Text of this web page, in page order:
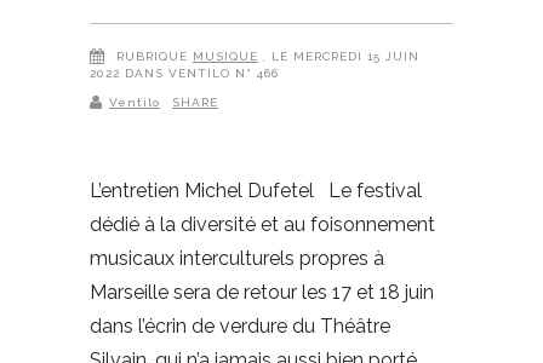
RUBRIQUE MUSIQUE
, LE MERCREDI 15 JUIN
2022 DANS VENTILO N° 466
Ventilo SHARE
L’entretien Michel Dufetel Le festival
dédié à la diversité et au foisonnement
musicaux interculturels propres à
Marseille sera de retour les 17 et 18 juin
dans l’écrin de verdure du Théâtre